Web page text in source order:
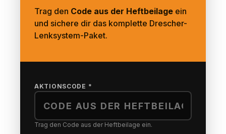
Trag den Code aus der Heftbeilage ein
und sichere dir das komplette Drescher-
Lenksystem-Paket.
AKTIONSCODE *
Trag den Code aus der Heftbeilage ein.